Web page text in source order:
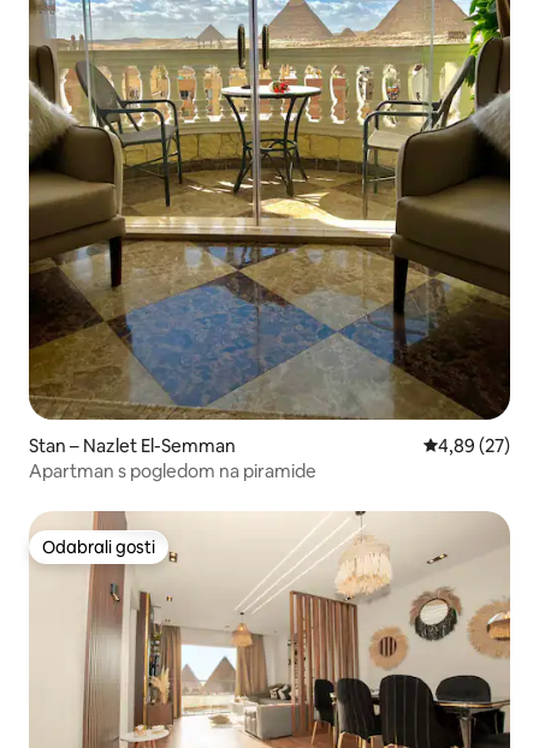
Stan – Nazlet El-Semman Prosječna
4,89 (27)
Apartman s pogledom na piramide
Odabrali gosti
Odabrali gosti